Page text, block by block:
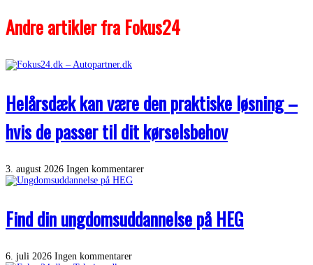
Andre artikler fra Fokus24
Helårsdæk kan være den praktiske løsning –
hvis de passer til dit kørselsbehov
3. august 2026 Ingen kommentarer
Find din ungdomsuddannelse på HEG
6. juli 2026 Ingen kommentarer